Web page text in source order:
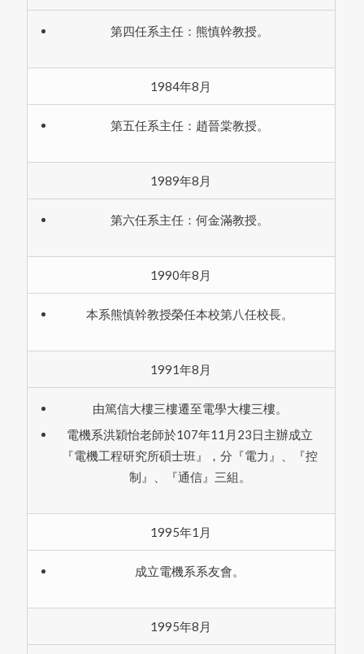
第四任系主任：熊慎幹教授。
1984年8月
第五任系主任：趙晉棠教授。
1989年8月
第六任系主任：何金滿教授。
1990年8月
本系熊慎幹教授榮任本校第八任校長。
1991年8月
由篤信大樓三樓遷至電學大樓三樓。
電機系洪穎怡老師於107年11月23日主辦成立
『電機工程研究所碩士班』，分『電力』、『控
制』、『通信』三組。
1995年1月
成立電機系系友會。
1995年8月